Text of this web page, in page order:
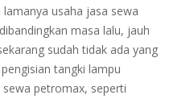
usaha jasa sewa
masa lalu, jauh
sudah tidak ada yang
tangki lampu
petromax, seperti